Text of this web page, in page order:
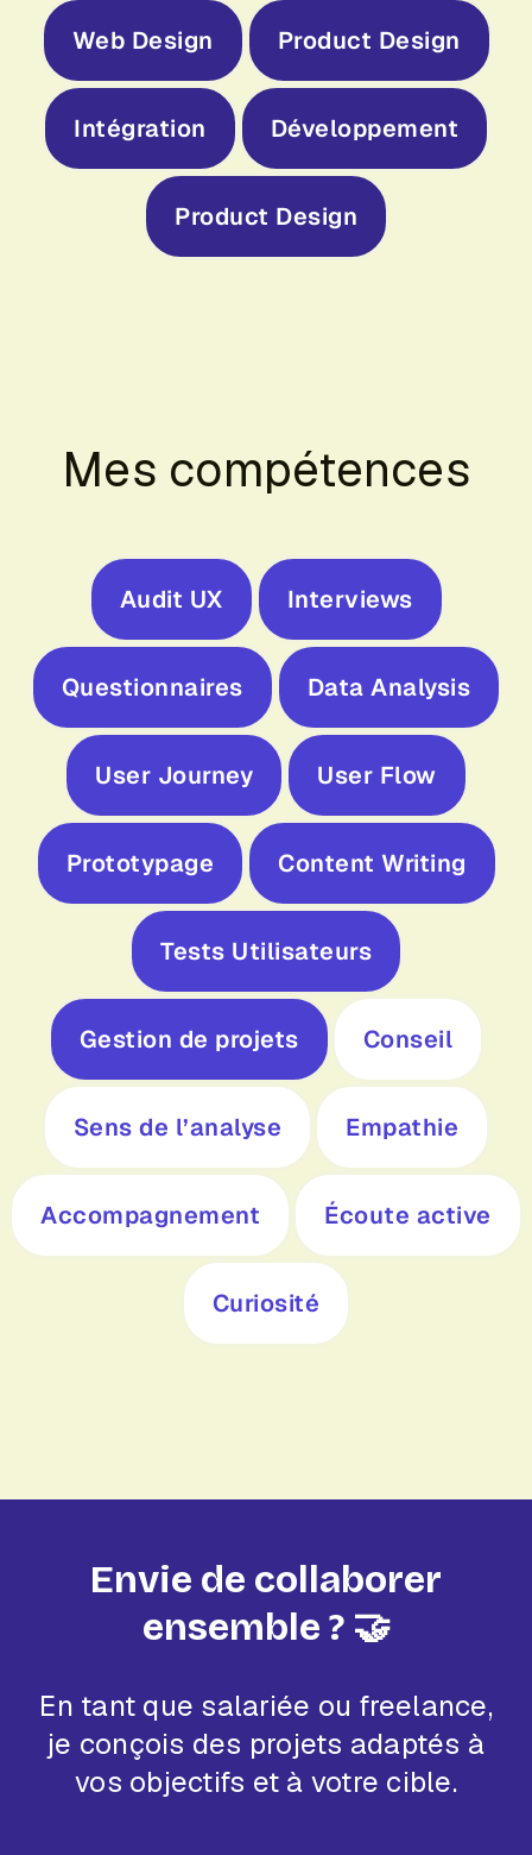
Web Design Product Design
Intégration Développement
Product Design
Mes compétences
Audit UX Interviews
Questionnaires Data Analysis
User Journey User Flow
Prototypage Content Writing
Tests Utilisateurs
Gestion de projets Conseil
Sens de l’analyse Empathie
Accompagnement Écoute active
Curiosité
Envie de collaborer
ensemble ? 🤝
En tant que salariée ou freelance,
je conçois des projets adaptés à
vos objectifs et à votre cible.